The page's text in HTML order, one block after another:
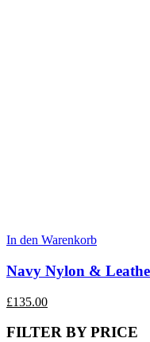
In den Warenkorb
Navy Nylon &
£135.00
FILTER BY PRICE